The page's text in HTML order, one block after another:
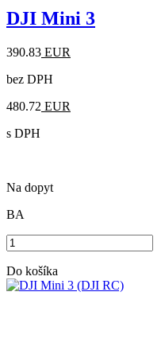
DJI Mini 3
390.83 EUR
bez DPH
480.72 EUR
s DPH
Na dopyt
BA
Do košíka